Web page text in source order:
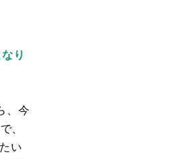
り
、今
、
い